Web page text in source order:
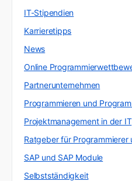
IT-Stipendien
Karrieretipps
News
Online
Partnerunternehmen
Programmieren und
Projektmanagement in der IT
Ratgeber für Programmierer
SAP und SAP Module
Selbstständigkeit